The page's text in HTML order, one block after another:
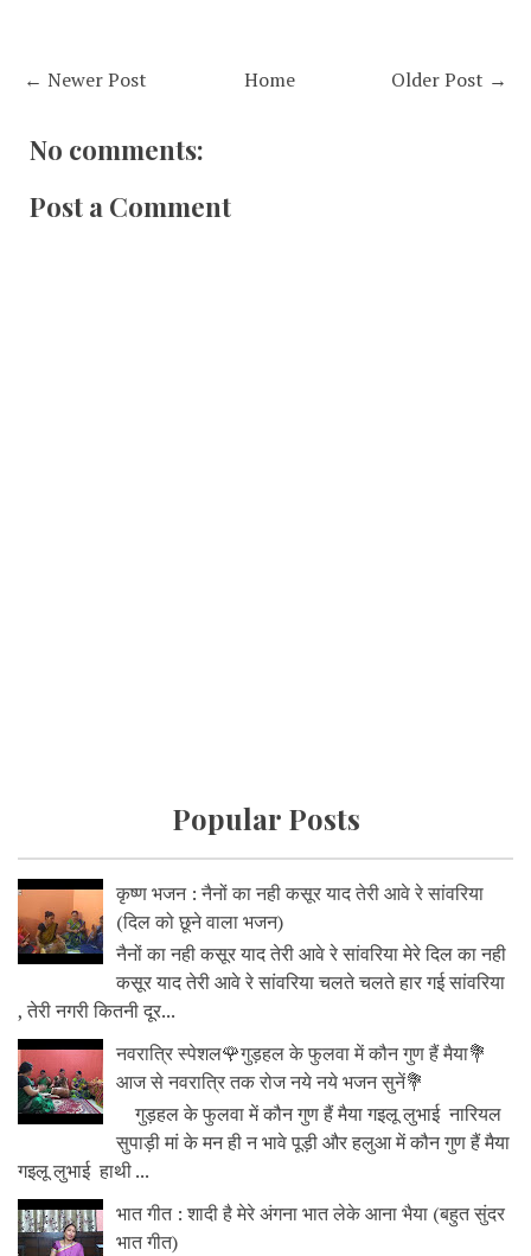
← Newer Post Older Post →
Home
No comments:
Post a Comment
Popular Posts
कृष्ण भजन : नैनों का नही कसूर याद तेरी आवे रे सांवरिया
(दिल को छूने वाला भजन)
नैनों का नही कसूर याद तेरी आवे रे सांवरिया मेरे दिल का नही
कसूर याद तेरी आवे रे सांवरिया चलते चलते हार गई सांवरिया
, तेरी नगरी कितनी दूर...
नवरात्रि स्पेशल🌹गुड़हल के फुलवा में कौन गुण हैं मैया💐
आज से नवरात्रि तक रोज नये नये भजन सुनें💐
गुड़हल के फुलवा में कौन गुण हैं मैया गइलू लुभाई नारियल
सुपाड़ी मां के मन ही न भावे पूड़ी और हलुआ में कौन गुण हैं मैया
गइलू लुभाई हाथी ...
भात गीत : शादी है मेरे अंगना भात लेके आना भैया (बहुत सुंदर
भात गीत)